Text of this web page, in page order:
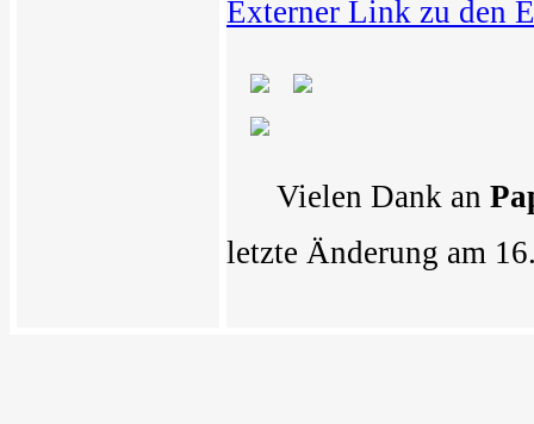
Externer Link zu den
Vielen Dank an
letzte Änderung am